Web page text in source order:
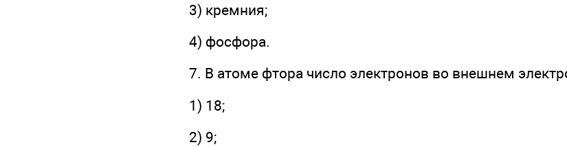
3) кремния;
4) фосфора.
7. В атоме фтора число электронов во внешнем
1) 18;
2) 9;